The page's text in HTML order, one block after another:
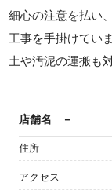
細心の注意を払い
工事を手掛けてい
土や汚泥の運搬も
店舗名 －
住所
アクセス